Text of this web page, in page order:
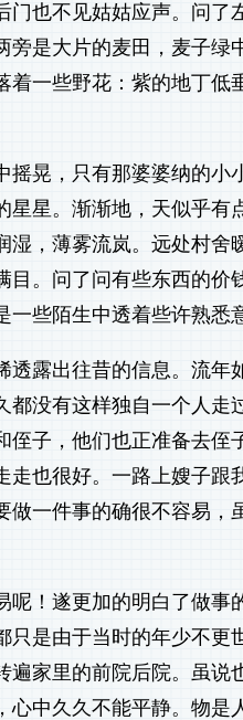
也不见姑姑应声。问了
是大片的麦田，麦子绿
一些野花：紫的地丁低
晃，只有那婆婆纳的小
星。渐渐地，天似乎有
湿，薄雾流岚。远处村舍
。问了问有些东西的价
些陌生中透着些许熟悉
透露出往昔的信息。流年
没有这样独自一个人走
子，他们也正准备去侄
也很好。一路上嫂子跟
一件事的确很不容易，
！遂更加的明白了做事
是由于当时的年少不更
遍家里的前院后院。虽说
中久久不能平静。物是